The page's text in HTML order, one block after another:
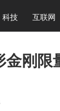
科技 互联网
刚限